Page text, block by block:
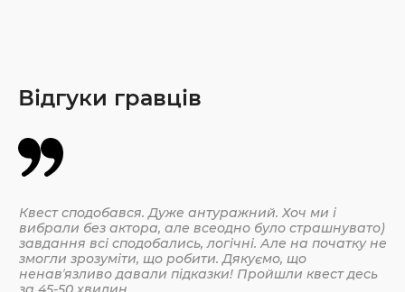
Відгуки гравців
Квест сподобався. Дуже антуражний. Хоч ми і
вибрали без актора, але всеодно було страшнувато)
завдання всі сподобались, логічні. Але на початку не
змогли зрозуміти, що робити. Дякуємо, що
ненавʼязливо давали підказки! Пройшли квест десь